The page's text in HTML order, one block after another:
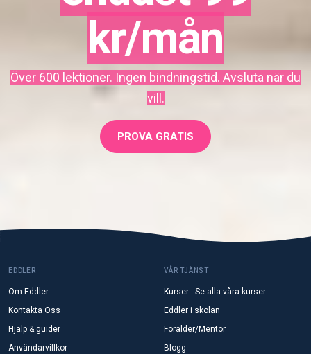
kr/mån
Över 600 lektioner. Ingen bindningstid. Avsluta när du
vill.
PROVA GRATIS
EDDLER
Om Eddler
Kontakta Oss
Hjälp & guider
Användarvillkor
VÅR TJÄNST
Kurser - Se alla våra kurser
Eddler i skolan
Förälder/Mentor
Blogg